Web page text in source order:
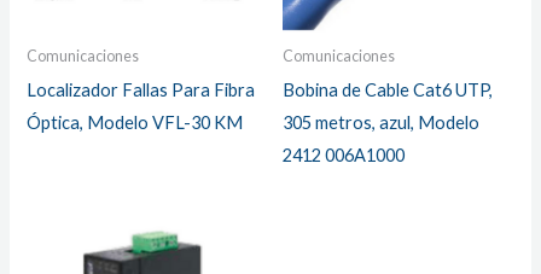
Comunicaciones
Localizador Fallas Para Fibra
Óptica, Modelo VFL-30 KM
Comunicaciones
Bobina de Cable Cat6 UTP,
305 metros, azul, Modelo
2412 006A1000